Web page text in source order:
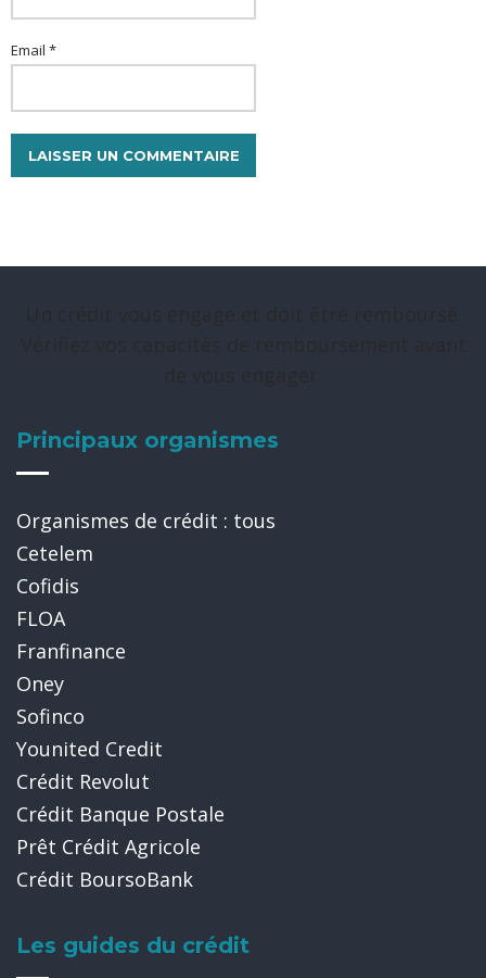
Email *
Principaux organismes
Organismes de crédit : tous
Cetelem
Cofidis
FLOA
Franfinance
Oney
Sofinco
Younited Credit
Crédit Revolut
Crédit Banque Postale
Prêt Crédit Agricole
Crédit BoursoBank
Les guides du crédit